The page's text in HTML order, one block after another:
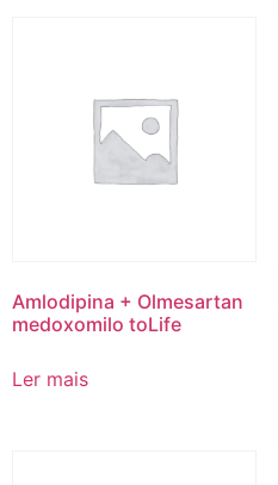
Amlodipina + Olmesartan
medoxomilo toLife
Ler mais